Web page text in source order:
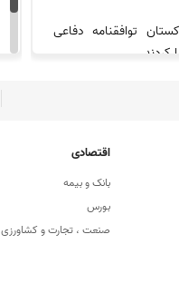
توافقنامه دفاعی
اربعین در فضای
اقتصادی
بانک و بیمه
بورس
صنعت ، تجارت و کشاورزی